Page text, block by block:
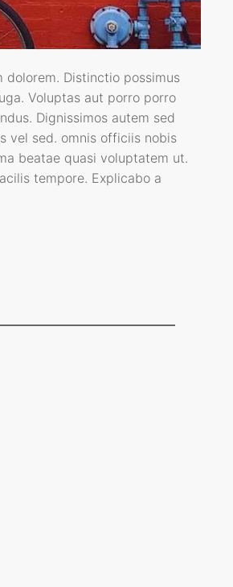
Distinctio possimus
Voluptas aut porro porro
Dignissimos autem sed
vel sed. omnis officiis nobis
beatae quasi voluptatem ut.
tempore. Explicabo a